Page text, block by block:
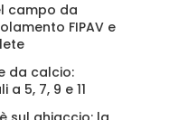
campo da
FIPAV e
da calcio:
5, 7, 9 e 11